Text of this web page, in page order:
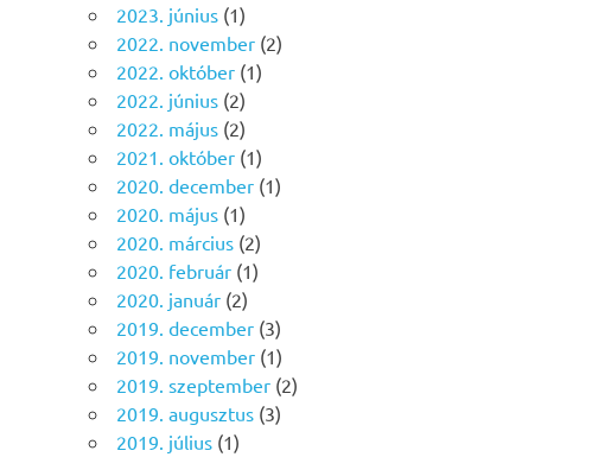
2023. június (1)
2022. november (2)
2022. október (1)
2022. június (2)
2022. május (2)
2021. október (1)
2020. december (1)
2020. május (1)
2020. március (2)
2020. február (1)
2020. január (2)
2019. december (3)
2019. november (1)
2019. szeptember (2)
2019. augusztus (3)
2019. július (1)